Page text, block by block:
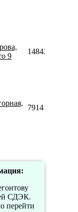
9
148425380114
79141529899
СДЭК.
перейти